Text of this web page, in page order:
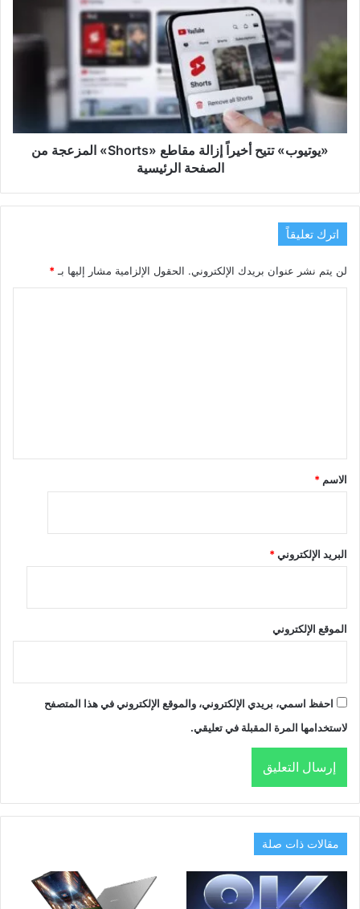
مقاطع
«Shorts»
المزعجة
الصفحة
الرئيسية
«يوتيوب» تتيح أخيراً إزالة مقاطع «Shorts» المزعجة من
الصفحة الرئيسية
اترك تعليقاً
لن يتم نشر عنوان بريدك الإلكتروني. الحقول الإلزامية مشار إليها بـ *
الاسم *
البريد الإلكتروني*
الموقع الإلكتروني
احفظ اسمي، بريدي الإلكتروني، والموقع الإلكتروني في هذا المتصفح
لاستخدامها المرة المقبلة في تعليقي.
مقالات ذات صلة